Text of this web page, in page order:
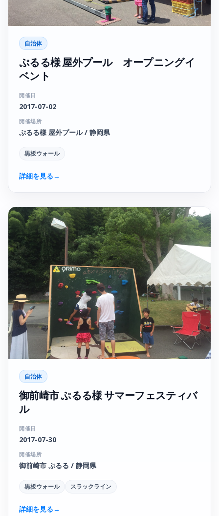
自治体
ぷるる様 屋外プール オープニングイ
ベント
開催日
2017-07-02
開催場所
ぷるる様 屋外プール / 静岡県
黒板ウォール
詳細を見る→
自治体
御前崎市 ぷるる様 サマーフェスティバ
ル
開催日
2017-07-30
開催場所
御前崎市 ぷるる / 静岡県
黒板ウォール スラックライン
詳細を見る→